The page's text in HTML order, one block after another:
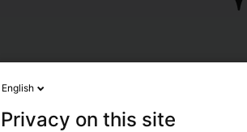
English
Privacy on this site